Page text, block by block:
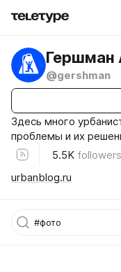
Гершман
@gershman
Здесь много
проблемы и их
5.5K followers
urbanblog.ru